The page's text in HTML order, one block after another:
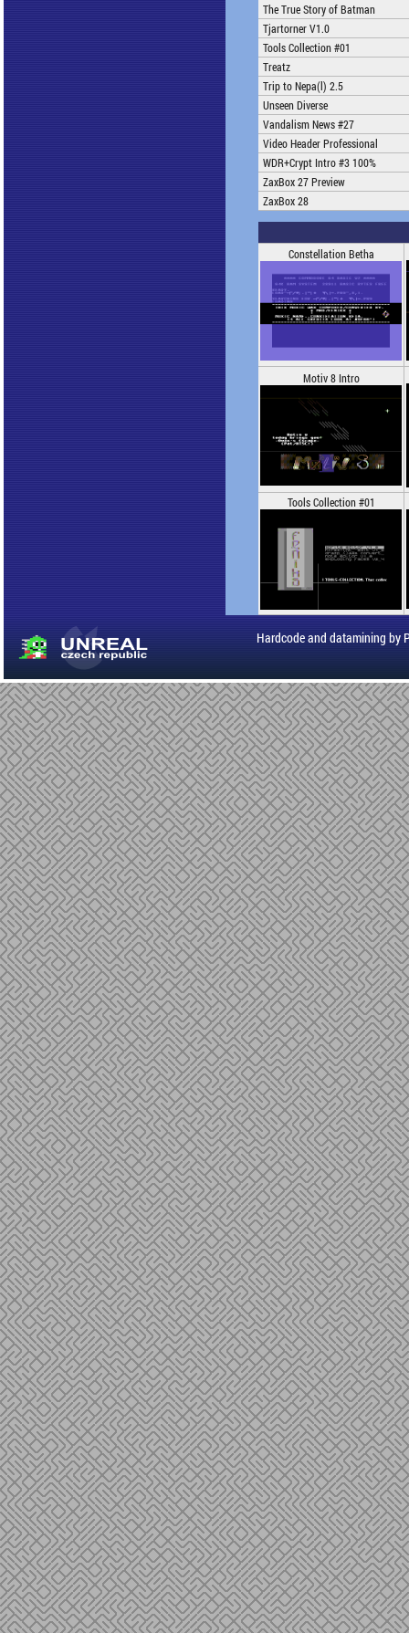
The True Story of Batman
Tjartorner V1.0
Tools Collection #01
Treatz
Trip to Nepa(l) 2.5
Unseen Diverse
Vandalism News #27
Video Header Professional
WDR+Crypt Intro #3 100%
ZaxBox 27 Preview
ZaxBox 28
Constellation Betha
Motiv 8 Intro
Tools Collection #01
Hardcode and datamining by